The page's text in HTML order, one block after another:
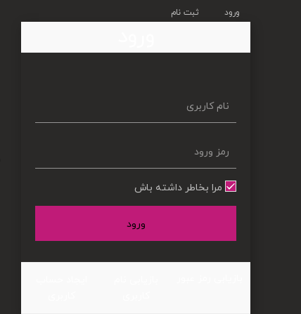
ورود ثبت نام
مرا بخاطر داشته باش
ورود